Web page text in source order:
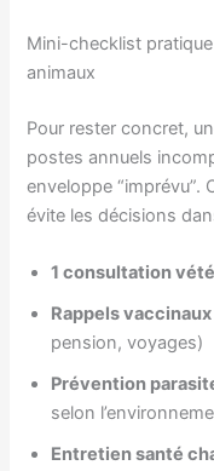
Mini-checklist
animaux
Pour rester concret,
postes annuels
enveloppe “imprévu”.
évite les décisions
1 consultation
Rappels vaccinaux
pension, voyages)
Prévention
selon
Entretien santé